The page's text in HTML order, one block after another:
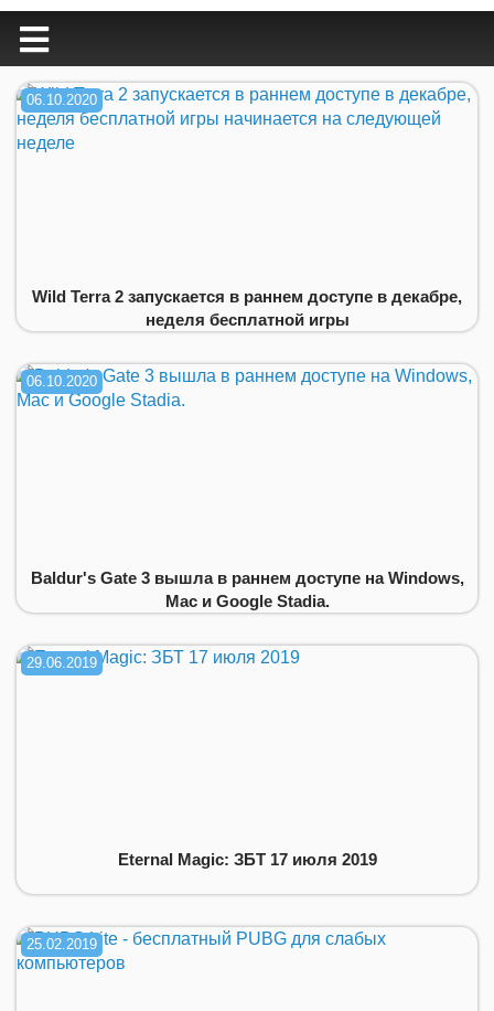
06.10.2020
Wild Terra 2 запускается в раннем доступе в декабре,
неделя бесплатной игры
06.10.2020
Baldur's Gate 3 вышла в раннем доступе на Windows,
Mac и Google Stadia.
29.06.2019
Eternal Magic: ЗБТ 17 июля 2019
25.02.2019